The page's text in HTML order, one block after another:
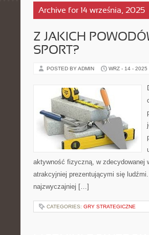
Archive for 14 września, 2025
Z JAKICH
SPORT?
POSTED BY ADMIN WRZ - 14 - 2025
aktywność fizyczną, w zdecydowanej
atrakcyjniej prezentującymi się
najzwyczajniej […]
CATEGORIES: GRY STRATEGICZNE